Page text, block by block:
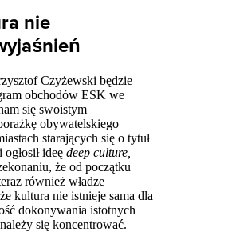
nie
Czyżewski będzie
obchodów ESK we
się swoistym
obywatelskiego
starających się o tytuł
ideę deep culture,
że od początku
również władze
kultura nie istnieje sama dla
dokonywania istotnych
się koncentrować.